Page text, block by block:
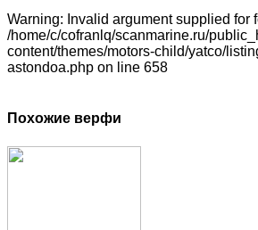
Warning: Invalid argument supplied for
/home/c/cofranlq/scanmarine.ru/
content/themes/motors-child/yatco/
astondoa.php on line 658
Похожие верфи